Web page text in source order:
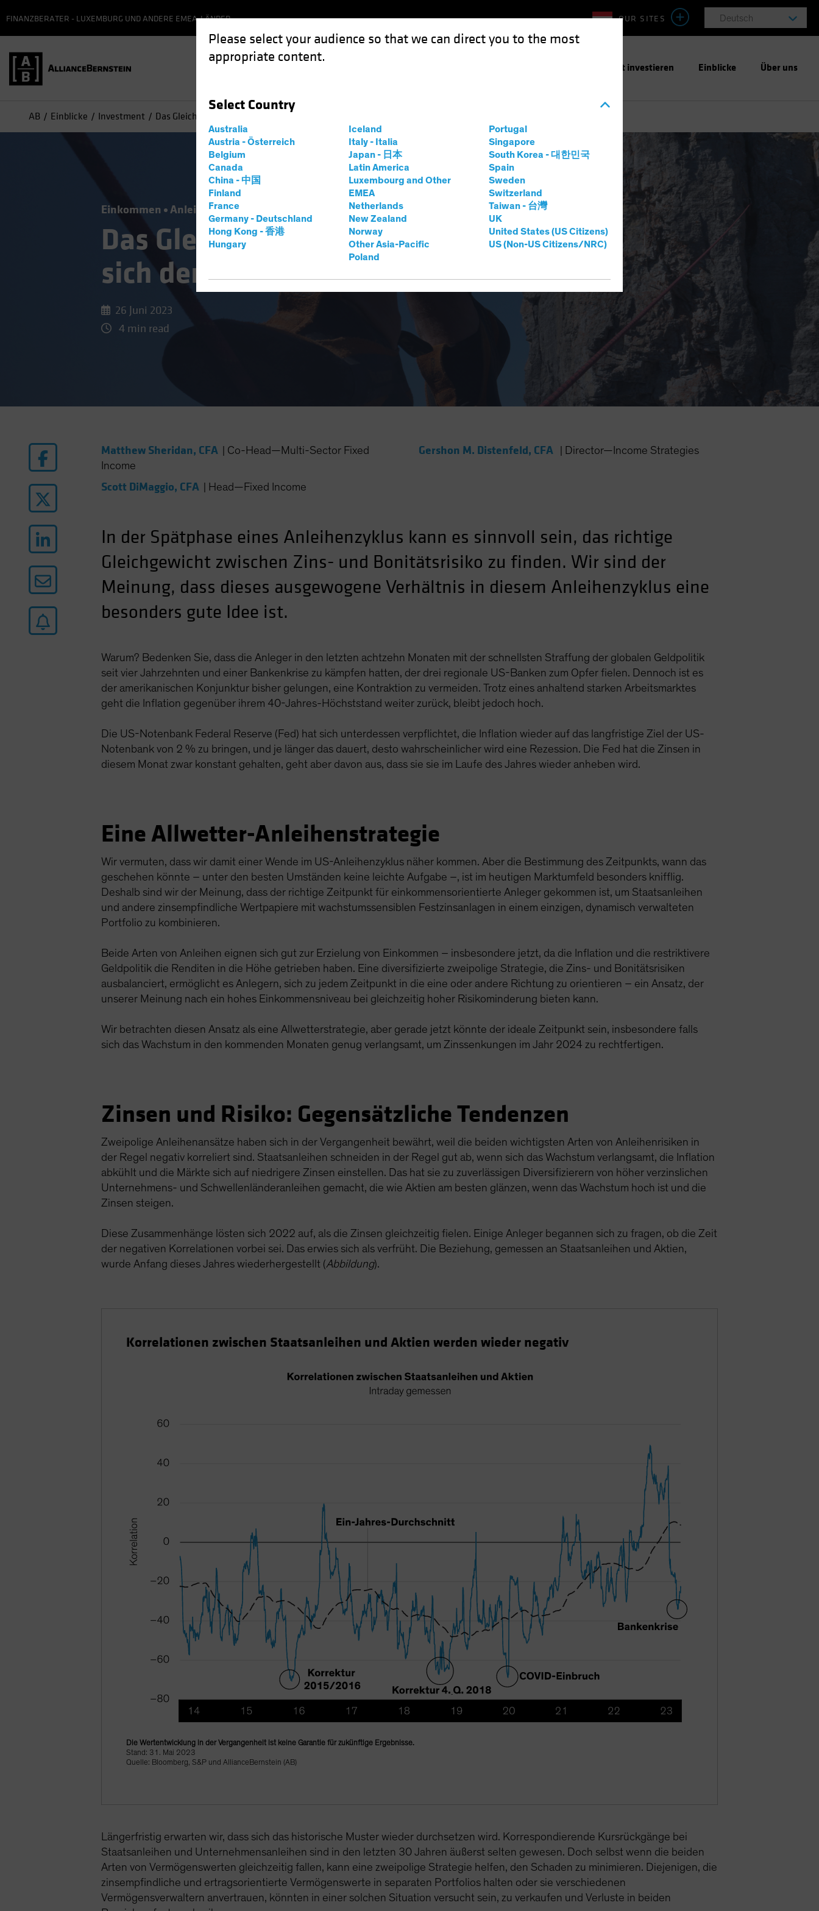
Please select your audience so that we can direct you to the most
appropriate content.
Select Country
Australia
Austria - Österreich
Belgium
Canada
China - 中国
Finland
France
Germany - Deutschland
Hong Kong - 香港
Hungary
Iceland
Italy - Italia
Japan - 日本
Latin America
Luxembourg and Other
EMEA
Netherlands
New Zealand
Norway
Other Asia-Pacific
Poland
Portugal
Singapore
South Korea - 대한민국
Spain
Sweden
Switzerland
Taiwan - 台灣
UK
United States (US Citizens)
US (Non-US Citizens/NRC)
Deutsch
OUR SITES
FINANZBERATER - LUXEMBURG UND ANDERE EMEA-LÄNDER
Verantwortungsbewusst investieren Einblicke Über uns
AB Einblicke Investment Das Gleichgewicht halten, wenn sich der Anleihenzyklus dreht
Einkommen Anleihen Blog
Das Gleichgewicht halten, wenn
sich der Anleihenzyklus dreht
26 Juni 2023
4 min read
Matthew Sheridan, CFA
Co-Head—Multi-Sector Fixed
Income
Gershon M. Distenfeld, CFA Director—Income Strategies
Scott DiMaggio, CFA Head—Fixed Income
In der Spätphase eines Anleihenzyklus kann es sinnvoll sein, das richtige
Gleichgewicht zwischen Zins- und Bonitätsrisiko zu finden. Wir sind der
Meinung, dass dieses ausgewogene Verhältnis in diesem Anleihenzyklus eine
besonders gute Idee ist.
Warum? Bedenken Sie, dass die Anleger in den letzten achtzehn Monaten mit der schnellsten Straffung der globalen Geldpolitik
seit vier Jahrzehnten und einer Bankenkrise zu kämpfen hatten, der drei regionale US-Banken zum Opfer fielen. Dennoch ist es
der amerikanischen Konjunktur bisher gelungen, eine Kontraktion zu vermeiden. Trotz eines anhaltend starken Arbeitsmarktes
geht die Inflation gegenüber ihrem 40-Jahres-Höchststand weiter zurück, bleibt jedoch hoch.
Die US-Notenbank Federal Reserve (Fed) hat sich unterdessen verpflichtet, die Inflation wieder auf das langfristige Ziel der US-
Notenbank von 2 % zu bringen, und je länger das dauert, desto wahrscheinlicher wird eine Rezession. Die Fed hat die Zinsen in
diesem Monat zwar konstant gehalten, geht aber davon aus, dass sie sie im Laufe des Jahres wieder anheben wird.
Eine Allwetter-Anleihenstrategie
Wir vermuten, dass wir damit einer Wende im US-Anleihenzyklus näher kommen. Aber die Bestimmung des Zeitpunkts, wann das
geschehen könnte – unter den besten Umständen keine leichte Aufgabe –, ist im heutigen Marktumfeld besonders knifflig.
Deshalb sind wir der Meinung, dass der richtige Zeitpunkt für einkommensorientierte Anleger gekommen ist, um Staatsanleihen
und andere zinsempfindliche Wertpapiere mit wachstumssensiblen Festzinsanlagen in einem einzigen, dynamisch verwalteten
Portfolio zu kombinieren.
Beide Arten von Anleihen eignen sich gut zur Erzielung von Einkommen – insbesondere jetzt, da die Inflation und die restriktivere
Geldpolitik die Renditen in die Höhe getrieben haben. Eine diversifizierte zweipolige Strategie, die Zins- und Bonitätsrisiken
ausbalanciert, ermöglicht es Anlegern, sich zu jedem Zeitpunkt in die eine oder andere Richtung zu orientieren – ein Ansatz, der
unserer Meinung nach ein hohes Einkommensniveau bei gleichzeitig hoher Risikominderung bieten kann.
Wir betrachten diesen Ansatz als eine Allwetterstrategie, aber gerade jetzt könnte der ideale Zeitpunkt sein, insbesondere falls
sich das Wachstum in den kommenden Monaten genug verlangsamt, um Zinssenkungen im Jahr 2024 zu rechtfertigen.
Zinsen und Risiko: Gegensätzliche Tendenzen
Zweipolige Anleihenansätze haben sich in der Vergangenheit bewährt, weil die beiden wichtigsten Arten von Anleihenrisiken in
der Regel negativ korreliert sind. Staatsanleihen schneiden in der Regel gut ab, wenn sich das Wachstum verlangsamt, die Inflation
abkühlt und die Märkte sich auf niedrigere Zinsen einstellen. Das hat sie zu zuverlässigen Diversifizierern von höher verzinslichen
Unternehmens- und Schwellenländeranleihen gemacht, die wie Aktien am besten glänzen, wenn das Wachstum hoch ist und die
Zinsen steigen.
Diese Zusammenhänge lösten sich 2022 auf, als die Zinsen gleichzeitig fielen. Einige Anleger begannen sich zu fragen, ob die Zeit
der negativen Korrelationen vorbei sei. Das erwies sich als verfrüht. Die Beziehung, gemessen an Staatsanleihen und Aktien,
wurde Anfang dieses Jahres wiederhergestellt (Abbildung).
Korrelationen zwischen Staatsanleihen und Aktien werden wieder negativ
Die Wertentwicklung in der Vergangenheit ist keine Garantie für zukünftige Ergebnisse.
Stand: 31. Mai 2023
Quelle: Bloomberg, S&P und AllianceBernstein (AB)
Längerfristig erwarten wir, dass sich das historische Muster wieder durchsetzen wird. Korrespondierende Kursrückgänge bei
Staatsanleihen und Unternehmensanleihen sind in den letzten 30 Jahren äußerst selten gewesen. Doch selbst wenn die beiden
Arten von Vermögenswerten gleichzeitig fallen, kann eine zweipolige Strategie helfen, den Schaden zu minimieren. Diejenigen, die
zinsempfindliche und ertragsorientierte Vermögenswerte in separaten Portfolios halten oder sie verschiedenen
Vermögensverwaltern anvertrauen, könnten in einer solchen Situation versucht sein, zu verkaufen und Verluste in beiden